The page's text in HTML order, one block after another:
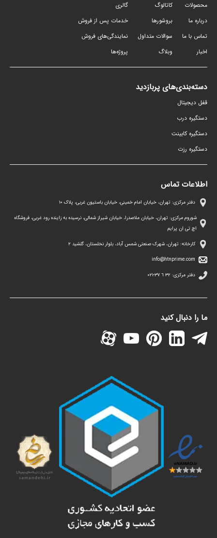
محصولات
درباره ما
تماس با ما
اخبار
کاتالوگ
بروشورها
سوالات متداول
وبلاگ
گالری
خدمات پس از فروش
نمایندگی‌های فروش
پروژه‌ها
دسته‌بندی‌های پربازدید
قفل دیجیتال
دستگیره درب
دستگیره کابینت
دستگیره رزت
اطلاعات تماس
دفتر مرکزی: تهران، خیابان امام خمینی، خیابان باستیون غربی، پلاک ١٠
شوروم مرکزی: تهران، خیابان ملاصدرا، خیابان شیراز شمالی، نرسیده به زاینده رود غربی، فروشگاه
اچ تی ان پرایم
کارخانه: تهران، شهرک صنعتی شمس آباد، بلوار نخلستان، گلشید ۲
info@htnprime.com
دفتر مرکزی: ٣٢ ٦ ٣٧-٠٢١
ما را دنبال کنید